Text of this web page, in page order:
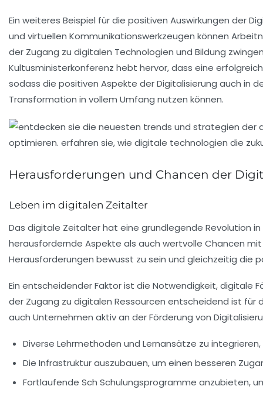
Ein weiteres Beispiel für die positiven Auswirkungen der
und virtuellen Kommunikationswerkzeugen können
der Zugang zu digitalen Technologien und Bildung
Kultusministerkonferenz hebt hervor, dass eine
sodass die positiven Aspekte der Digitalisierung auch in
Transformation in vollem Umfang nutzen können.
Herausforderungen und Chancen der
Leben im digitalen Zeitalter
Das digitale Zeitalter hat eine grundlegende Revolution
herausfordernde Aspekte als auch wertvolle Chancen mit
Herausforderungen bewusst zu sein und gleichzeitig die
Ein entscheidender Faktor ist die Notwendigkeit,digitale
der Zugang zu digitalen Ressourcen entscheidend ist für
auch Unternehmen aktiv an derFörderung von
Diverse Lehrmethoden und Lernansätze zu
Die Infrastrukturauszubauen, um einen besseren
Fortlaufende Sch Schulungsprogramme anzubieten,